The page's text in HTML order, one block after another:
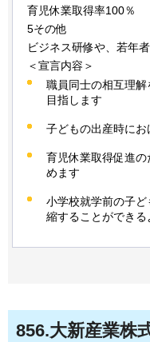
育児休業取得率100％
5その他
ビジネス研修や、若年
＜宣言内容＞
職員同士の相互理
目指します
子どもの出産時に
育児休業取得促進
めます
小学校就学前の子
縮することができる
856.大新産業株